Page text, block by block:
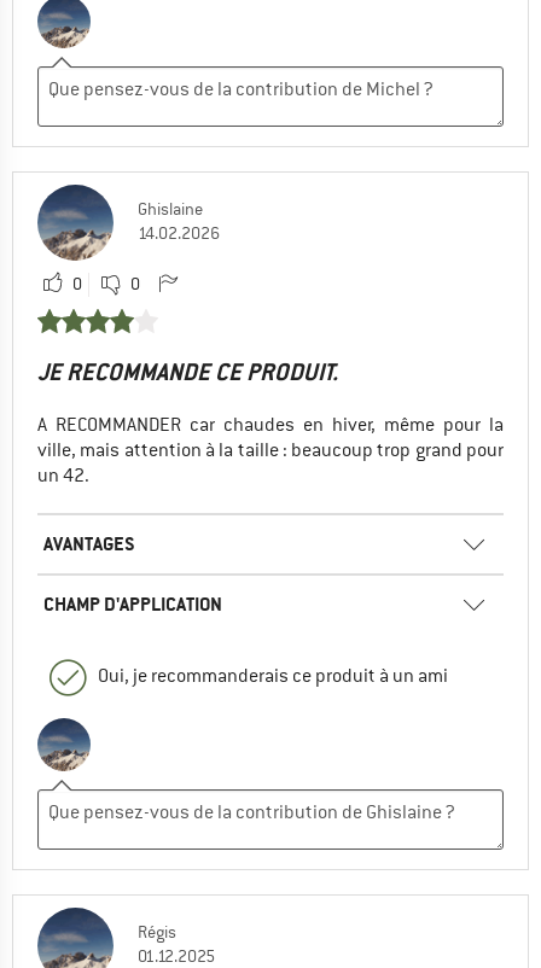
Ghislaine
14.02.2026
0 0
JE RECOMMANDE CE PRODUIT.
A RECOMMANDER car chaudes en hiver, même pour la
ville, mais attention à la taille : beaucoup trop grand pour
un 42.
AVANTAGES
CHAMP D'APPLICATION
Oui, je recommanderais ce produit à un ami
Régis
01.12.2025